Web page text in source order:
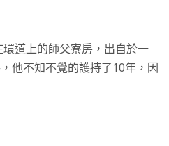
道上的師父寮房，出自於一
他不知不覺的護持了10年，因